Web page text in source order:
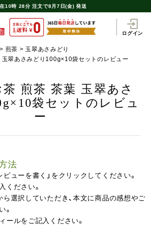
10時 28分 注文で8月7日(金) 発送
ログイン
煎茶
玉翠あさみどり
玉翠あさみどり100g×10袋セットのレビュー
茶 煎茶 茶葉 玉翠あさ
袋セットのレビュ
ー
法
ューを書く」をクリックしてください。
ください。
選択していただき、本文に商品の感想やご
。
ールをご記入ください。